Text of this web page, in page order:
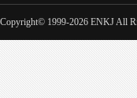
Copyright© 1999-2026 ENKJ